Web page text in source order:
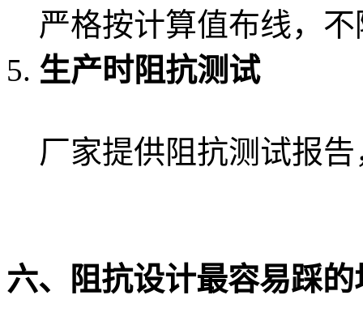
严格按计算值布线，
生产时阻抗测试
厂家提供阻抗测试报
六、阻抗设计最容易踩的